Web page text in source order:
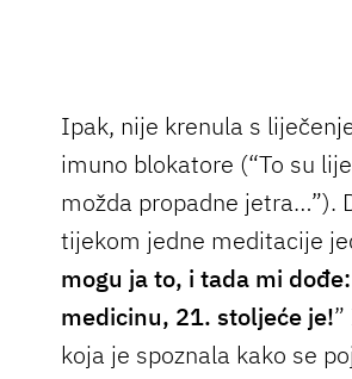
Ipak, nije krenula s
imuno blokatore (“To su
možda propadne jetra…”).
tijekom jedne meditacije
mogu ja to, i tada mi
medicinu, 21. stoljeće je!
koja je spoznala kako se